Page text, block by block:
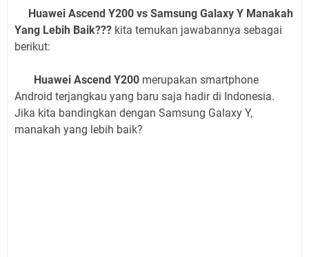
Huawei Ascend Y200 vs Samsung Galaxy Y Manakah
Yang Lebih Baik??? kita temukan jawabannya sebagai
berikut:
Huawei Ascend Y200 merupakan smartphone
Android terjangkau yang baru saja hadir di Indonesia.
Jika kita bandingkan dengan Samsung Galaxy Y,
manakah yang lebih baik?